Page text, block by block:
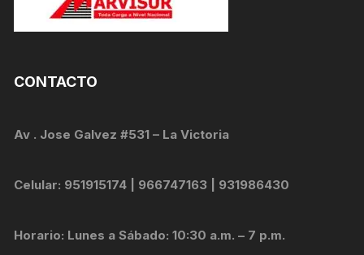
CONTACTO
Av . Jose Galvez #531 – La Victoria
Celular: 951915174 | 966747163 | 931986430
Horario: Lunes a Sábado: 10:30 a.m. – 7 p.m.